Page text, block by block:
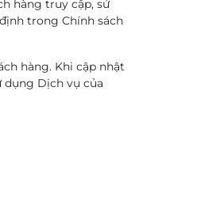
hàng truy cập, sử
trong Chính sách
hàng. Khi cập nhật
dụng Dịch vụ của